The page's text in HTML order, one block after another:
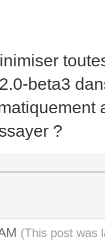
beta3
?
(This post was